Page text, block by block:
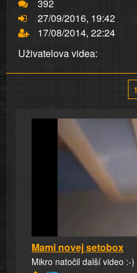
392
27/09/2016, 19:42
17/08/2014, 22:24
Uživatelova videa:
1
Mami novej setobox
Mikro natočil další video :-)